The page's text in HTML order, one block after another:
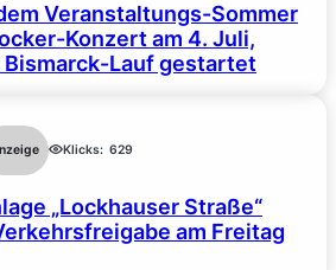
Veranstaltungs-Sommer
Konzert am 4. Juli,
Bismarck-Lauf gestartet
Klicks: 629
„Lockhauser Straße“
am Freitag